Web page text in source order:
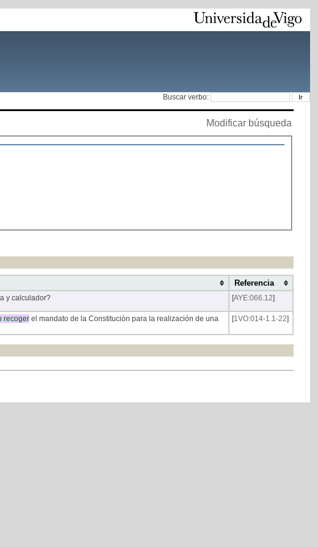
Buscar verbo:
Modificar búsqueda
Referencia
y calculador? [AYE:066.12]
recogerel mandato de la Constitución para la realización de una
[1VO:014-1.1-22]